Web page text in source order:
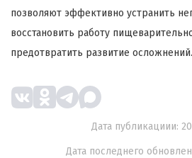
позволяют эффективно устранить
восстановить работу
предотвратить развитие осложнений.
Дата публикациии:
Дата последнего